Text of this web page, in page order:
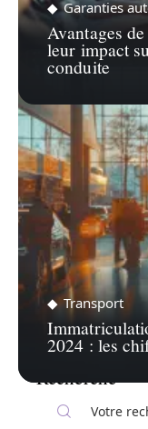
Garanties
Avantages
leur impact
conduite
Transport
2024 : les
Recherche